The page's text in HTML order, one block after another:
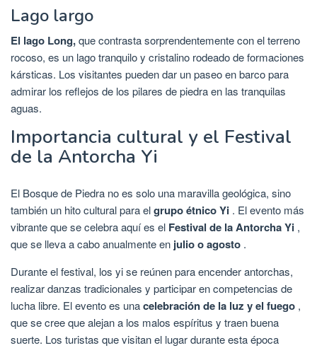
Lago largo
El lago Long,que contrasta sorprendentemente con el terreno
rocoso, es un lago tranquilo y cristalino rodeado de formaciones
kársticas. Los visitantes pueden dar un paseo en barco para
admirar los reflejos de los pilares de piedra en las tranquilas
aguas.
Importancia cultural y el Festival
de la Antorcha Yi
El Bosque de Piedra no es solo una maravilla geológica, sino
también un hito cultural para elgrupo étnico Yi . El evento más
vibrante que se celebra aquí es el Festival de la Antorcha Yi ,
que se lleva a cabo anualmente en julio o agosto .
Durante el festival, los yi se reúnen para encender antorchas,
realizar danzas tradicionales y participar en competencias de
lucha libre. El evento es unacelebración de la luz y el fuego ,
que se cree que alejan a los malos espíritus y traen buena
suerte. Los turistas que visitan el lugar durante esta época